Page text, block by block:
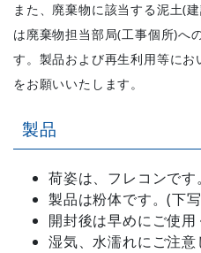
また、廃棄物に該当する泥土(
は廃棄物担当部局(工事個所)へ
す。製品および再生利用等に
をお願いいたします。
製品
荷姿は、フレコンで
製品は粉体です。(下
開封後は早めにご使用
湿気、水濡れにご注意